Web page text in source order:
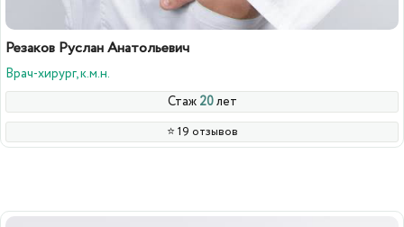
Резаков Руслан Анатольевич
Врач-хирург, к.м.н.
Стаж 20лет
⭐️ 19 отзывов